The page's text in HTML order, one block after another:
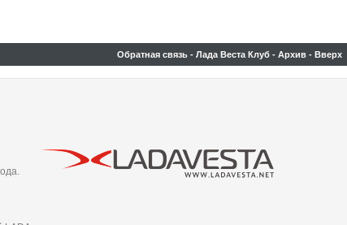
Обратная связь - Лада Веста Клуб - Архив - Вверх